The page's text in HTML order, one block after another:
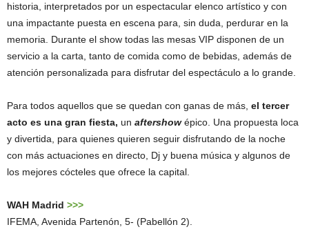
historia, interpretados por un espectacular elenco artístico y con
una impactante puesta en escena para, sin duda, perdurar en la
memoria. Durante el show todas las mesas VIP disponen de un
servicio a la carta, tanto de comida como de bebidas, además de
atención personalizada para disfrutar del espectáculo a lo grande.
Para todos aquellos que se quedan con ganas de más, el tercer
acto es una gran fiesta, un aftershowépico. Una propuesta loca
y divertida, para quienes quieren seguir disfrutando de la noche
con más actuaciones en directo, Dj y buena música y algunos de
los mejores cócteles que ofrece la capital.
WAH Madrid >>>
IFEMA, Avenida Partenón, 5- (Pabellón 2).